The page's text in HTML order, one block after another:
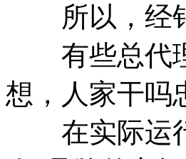
所以，经销
有些总代理
想，人家干吗
在实际运行